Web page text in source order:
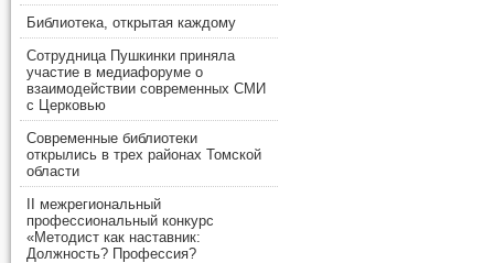
Библиотека, открытая каждому
Сотрудница Пушкинки приняла
участие в медиафоруме о
взаимодействии современных СМИ
с Церковью
Современные библиотеки
открылись в трех районах Томской
области
II межрегиональный
профессиональный конкурс
«Методист как наставник:
Должность? Профессия?